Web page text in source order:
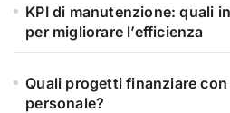
KPI di manutenzione: quali
per migliorare l’efficienza
Quali progetti finanziare
personale?